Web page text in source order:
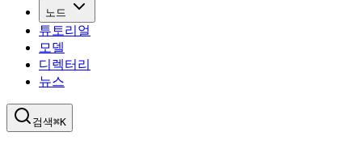
노드
튜토리얼
모델
디렉터리
뉴스
검색⌘K